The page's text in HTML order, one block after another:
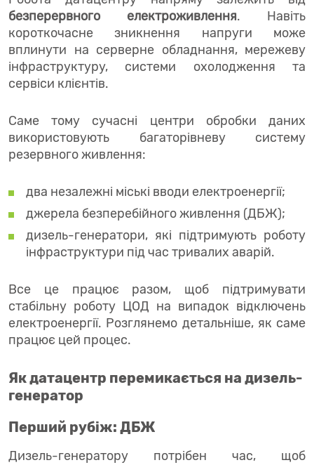
безперервного електроживлення. Навіть
короткочасне зникнення напруги може
вплинути на серверне обладнання, мережеву
інфраструктуру, системи охолодження та
сервіси клієнтів.
Саме тому сучасні центри обробки даних
використовують багаторівневу систему
резервного живлення:
два незалежні міські вводи електроенергії;
джерела безперебійного живлення (ДБЖ);
дизель-генератори, які підтримують роботу
інфраструктури під час тривалих аварій.
Все це працює разом, щоб підтримувати
стабільну роботу ЦОД на випадок відключень
електроенергії. Розглянемо детальніше, як саме
працює цей процес.
Як датацентр перемикається на дизель-
генератор
Перший рубіж: ДБЖ
Дизель-генератору потрібен час, щоб